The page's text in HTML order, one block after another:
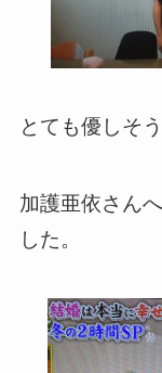
とても優しそ
加護亜依さん
した。